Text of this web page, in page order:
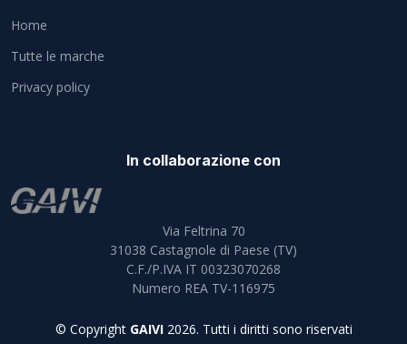
Home
Tutte le marche
Privacy policy
In collaborazione con
Via Feltrina 70
31038 Castagnole di Paese (TV)
C.F./P.IVA IT 00323070268
Numero REA TV-116975
© Copyright GAIVI2026. Tutti i diritti sono riservati